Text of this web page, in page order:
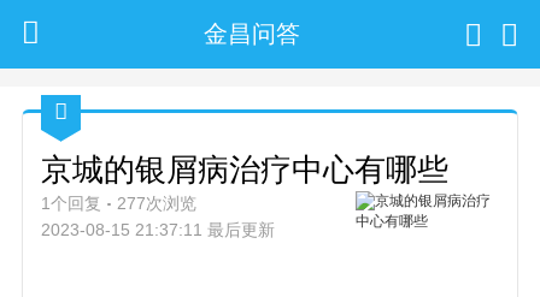
金昌问答
京城的银屑病治疗中心有哪些
1个回复
277次浏览
2023-08-15 21:37:11 最后更新